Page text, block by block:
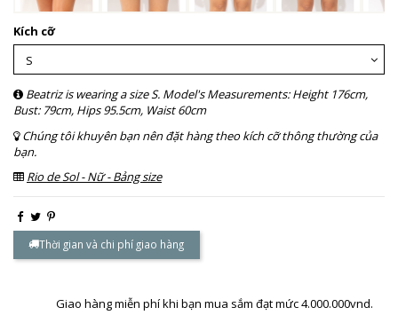
Kích cỡ
Beatriz is wearing a size S. Model's Measurements: Height 176cm,
Bust: 79cm, Hips 95.5cm, Waist 60cm
Chúng tôi khuyên bạn nên đặt hàng theo kích cỡ thông thường của
bạn.
Rio de Sol - Nữ - Bảng size
Thời gian và chi phí giao hàng
Giao hàng miễn phí khi bạn mua sắm đạt mức 4.000.000vnd.